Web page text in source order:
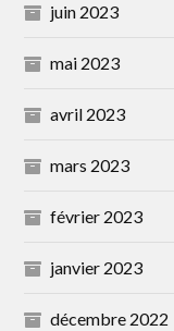
juin 2023
mai 2023
avril 2023
mars 2023
février 2023
janvier 2023
décembre 2022